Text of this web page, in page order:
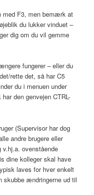
med F3, men bemærk at
du lukker vinduet –
dig om du vil gemme
fungerer – eller du
rette det, så har C5
du i menuen under
den genvejen CTRL-
(Supervisor har dog
andre brugere eller
ovenstående
dine kolleger skal have
laves for hver enkelt
skubbe ændringerne ud til